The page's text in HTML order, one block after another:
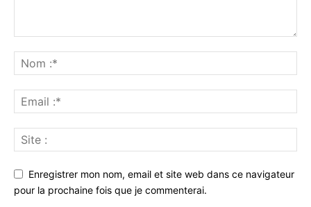
Enregistrer mon nom, email et site web dans ce navigateur
pour la prochaine fois que je commenterai.